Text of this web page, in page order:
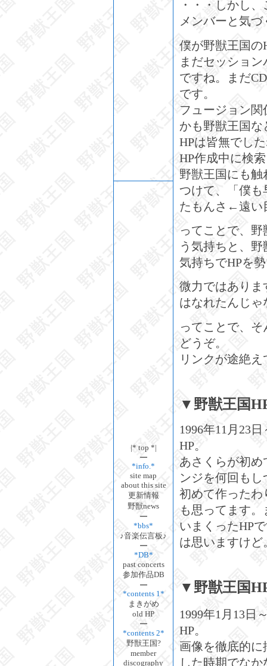
・・・しかし
メンバーと気
僕が野獣王国の
まだセッショ
ですね。まだ
です。
フュージョン
かも野獣王国
HPは皆無でし
HP作成中に検
野獣王国にも触
つけて、「僕も
たもんさ←遠い
ってことで、
う気持ちと、
気持ちでHPを
微力ではありま
はなれたんじ
ってことで、
どうぞ。
リンクが途絶
▼野獣王国
1996年11月23
HP。
あさくらが初め
ンジを何回も
初めて作ったわ
も思ってます
いまくったHP
は思いますけど
▼野獣王国
1999年1月13日
HP。
画像を徹底的に
した時期でな
|* top *|
*info.*
site map
about this site
更新情報
野獣news
*bbs*
♪音楽伝言板♪
*DB*
past concerts
参加作品DB
*contents 1*
まきがめ
old HP
*contents 2*
野獣王国?
member
discography